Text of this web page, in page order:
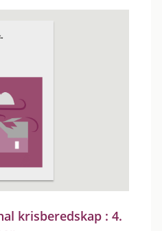
krisberedskap : 4.